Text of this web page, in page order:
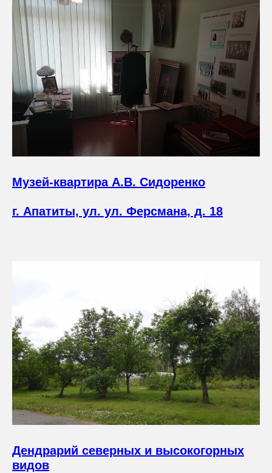
Музей-квартира А.В. Сидоренко
г. Апатиты, ул. ул. Ферсмана, д. 18
Дендрарий северных и высокогорных
видов